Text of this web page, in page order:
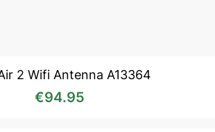
2 Wifi Antenna A13364
€94.95